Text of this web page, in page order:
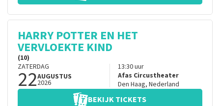
HARRY POTTER EN HET
VERVLOEKTE KIND
(10)
ZATERDAG
22AUGUSTUS
2026
13:30uur
Afas Circustheater
Den Haag, Nederland
BEKIJK TICKETS